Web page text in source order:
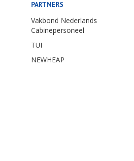
PARTNERS
Vakbond Nederlands
Cabinepersoneel
TUI
NEWHEAP